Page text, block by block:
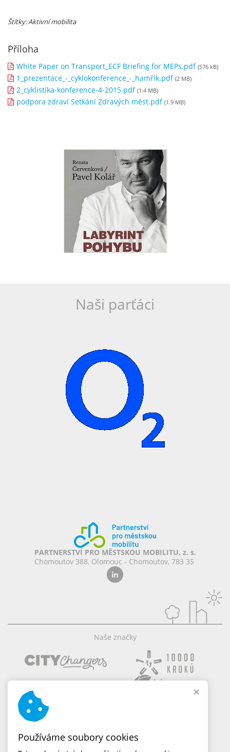
Štítky: Aktivní mobilita
Příloha
White Paper on Transport_ECF Briefing for MEPs.pdf (576 kB)
1_prezentace_-_cyklokonference_-_hamřík.pdf (2 MB)
2_cyklistika-konference-4-2015.pdf (1.4 MB)
podpora zdraví Setkání Zdravých měst.pdf (1.9 MB)
Naši parťáci
PARTNERSTVÍ PRO MĚSTSKOU MOBILITU, z. s.
Chomoutov 388, Olomouc - Chomoutov, 783 35
Naše značky
Používáme soubory cookies